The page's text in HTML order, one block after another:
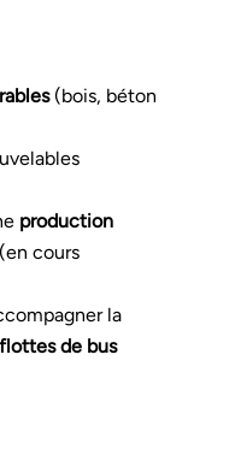
(bois, béton
production
cours
la
de bus